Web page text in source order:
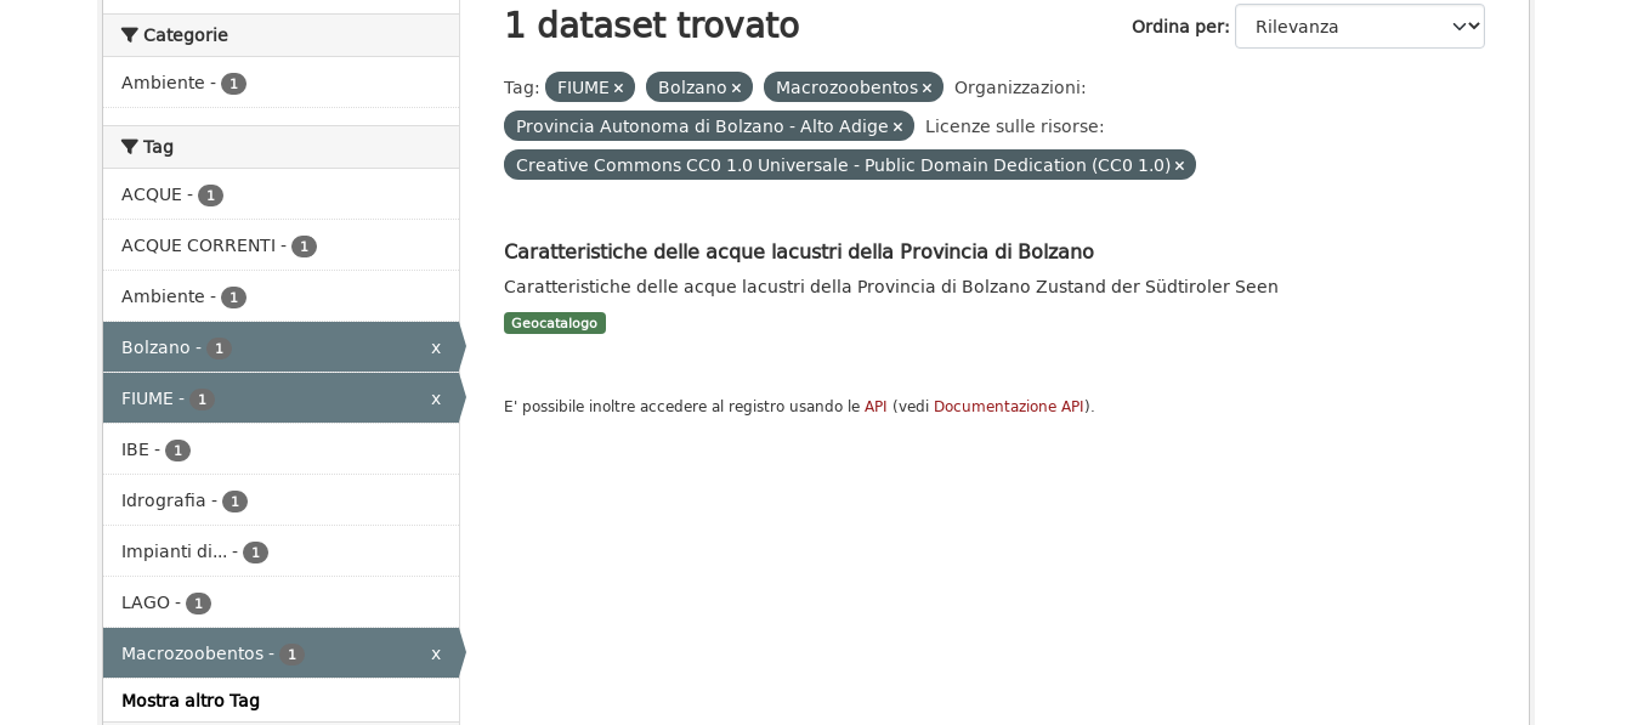
Categorie
Ambiente - 1
Tag
ACQUE - 1
ACQUE CORRENTI - 1
Ambiente - 1
Bolzano - 1
x
FIUME - 1
x
IBE - 1
Idrografia - 1
Impianti di... - 1
LAGO- 1
Macrozoobentos- 1
x
Mostra altro Tag
Ordina per
1 dataset trovato
Tag: FIUME Bolzano Macrozoobentos
Organizzazioni:
Provincia Autonoma di Bolzano - Alto Adige
Licenze sulle risorse:
Creative Commons CC0 1.0 Universale - Public Domain Dedication (CC0 1.0)
Caratteristiche delle acque lacustri della Provincia di Bolzano
Caratteristiche delle acque lacustri della Provincia di Bolzano Zustand der Südtiroler Seen
Geocatalogo
E' possibile inoltre accedere al registro usando le API (vedi Documentazione API).